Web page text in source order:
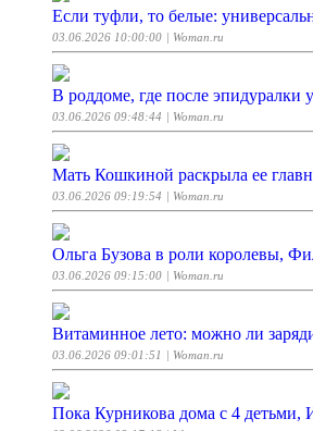
Если туфли, то белые:
03.06.2026 10:00:00 | Woman.ru
В роддоме, где после эпидуралки
03.06.2026 09:48:44 | Woman.ru
Мать Кошкиной раскрыла ее
03.06.2026 09:19:54 | Woman.ru
Ольга Бузова в роли королевы,
03.06.2026 09:15:00 | Woman.ru
Витаминное лето: можно ли
03.06.2026 09:01:51 | Woman.ru
Пока Курникова дома с 4 детьми,